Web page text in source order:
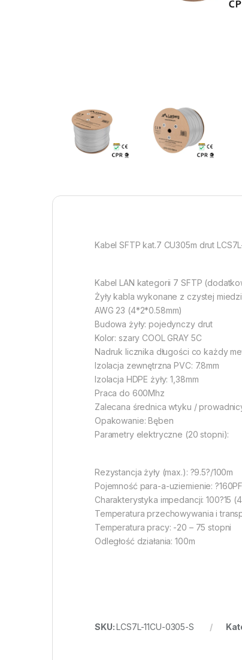
Kabel SFTP kat.7 CU305m drut
Kabel LAN kategorii 7 SFTP
Żyły kabla wykonane z czystej
AWG 23 (4*2*0.58mm)
Budowa żyły: pojedynczy drut
Kolor: szary COOL GRAY 5C
Nadruk licznika długości co każdy
Izolacja zewnętrzna PVC: 7.8mm
Izolacja HDPE żyły: 1,38mm
Praca do 600Mhz
Zalecana średnica wtyku /
Opakowanie: Bęben
Parametry elektryczne (20 stopni):
Rezystancja żyły (max.): ?9.5?/100m
Pojemność para-a-uziemienie:
Charakterystyka impedancji: 100?15
Temperatura przechowywania i
Temperatura pracy: -20 – 75 stopni
Odległość działania: 100m
SKU:LCS7L-11CU-0305-S